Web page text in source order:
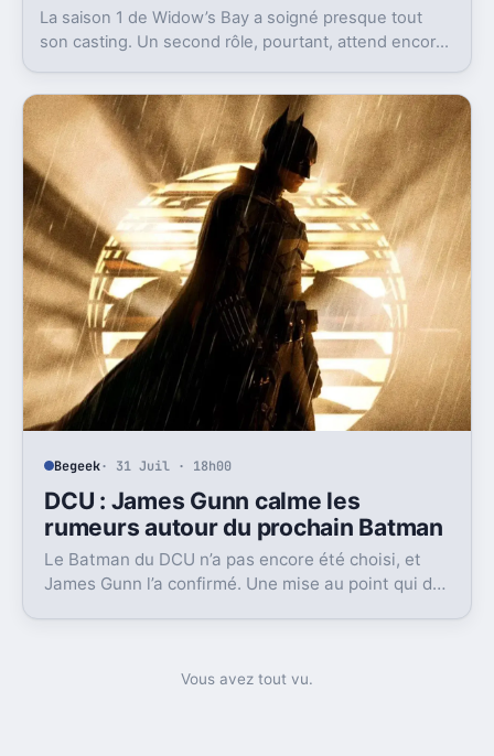
La saison 1 de Widow’s Bay a soigné presque tout
son casting. Un second rôle, pourtant, attend encore
Begeek· 31 Juil · 18h00
DCU : James Gunn calme les
rumeurs autour du prochain Batman
Le Batman du DCU n’a pas encore été choisi, et
James Gunn l’a confirmé. Une mise au point qui dit
Vous avez tout vu.